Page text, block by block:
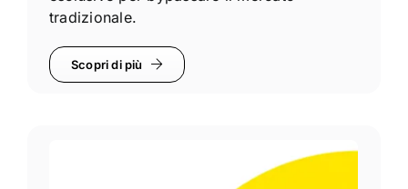
tradizionale.
Scopri di più